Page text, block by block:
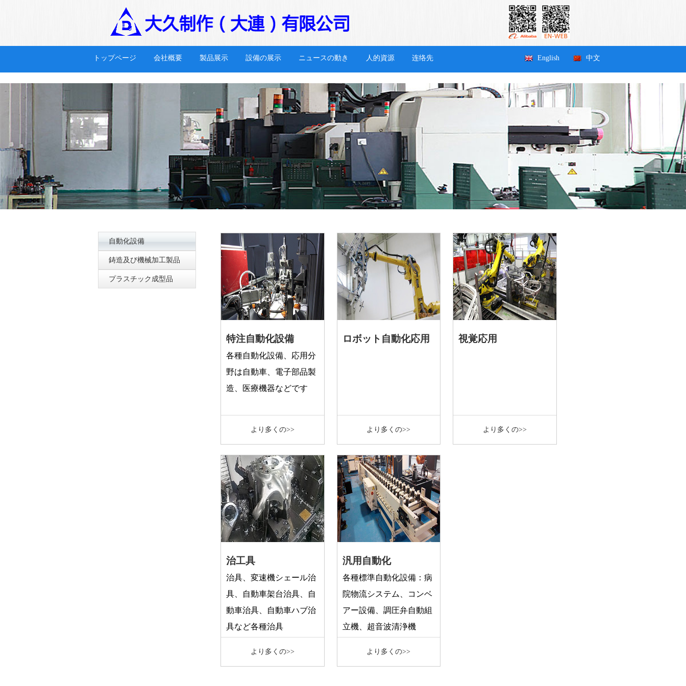
トップページ 会社概要 製品展示 設備の展示 ニュースの動き 人的資源 连络先 English 中文
自動化設備
鋳造及び機械加工製品
プラスチック成型品
特注自動化設備
各種自動化設備、応用分
野は自動車、電子部品製
造、医療機器などです
より多くの>>
ロボット自動化応用
より多くの>>
視覚応用
より多くの>>
治工具
治具、変速機シェール治
具、自動車架台治具、自
動車治具、自動車ハブ治
具など各種治具
より多くの>>
汎用自動化
各種標準自動化設備：病
院物流システム、コンベ
アー設備、調圧弁自動組
立機、超音波清浄機
より多くの>>